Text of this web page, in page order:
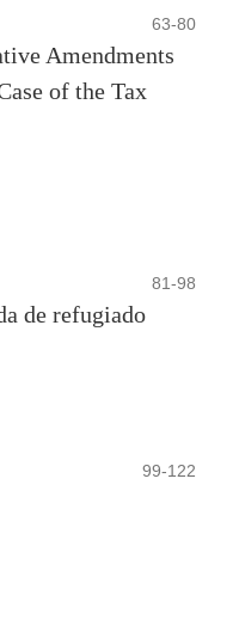
63-80
Amendments
of the Tax
81-98
de refugiado
99-122